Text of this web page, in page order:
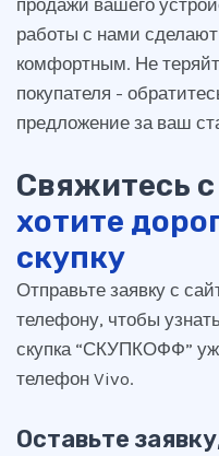
работы с нами
комфортным. Не
покупателя -
предложение за ваш
Свяжитесь
хотите
скупку
Отправьте заявку с
телефону, чтобы
скупка “СКУПКОФФ”
телефон Vivo.
Оставьте